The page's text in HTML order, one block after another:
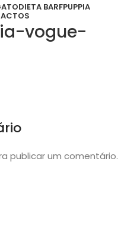
DIETA BARFPUPPIA
vogue-
publicar um comentário.